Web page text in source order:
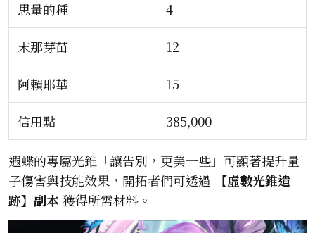
思量的種 4
末那芽苗 12
阿賴耶華 15
信用點 385,000
遐蝶的專屬光錐「讓告別，更美一些」可顯著提升量
子傷害與技能效果，開拓者們可透過
【虛數光錐遺
跡】副本獲得所需材料。